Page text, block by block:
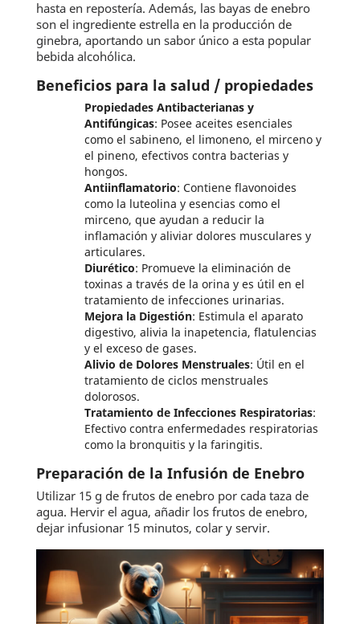
hasta en repostería. Además, las bayas de enebro
son el ingrediente estrella en la producción de
ginebra, aportando un sabor único a esta popular
bebida alcohólica.
Beneficios para la salud / propiedades
Propiedades Antibacterianas y
Antifúngicas: Posee aceites esenciales
como el sabineno, el limoneno, el mirceno y
el pineno, efectivos contra bacterias y
hongos.
Antiinflamatorio: Contiene flavonoides
como la luteolina y esencias como el
mirceno, que ayudan a reducir la
inflamación y aliviar dolores musculares y
articulares.
Diurético: Promueve la eliminación de
toxinas a través de la orina y es útil en el
tratamiento de infecciones urinarias.
Mejora la Digestión: Estimula el aparato
digestivo, alivia la inapetencia, flatulencias
y el exceso de gases.
Alivio de Dolores Menstruales: Útil en el
tratamiento de ciclos menstruales
dolorosos.
Tratamiento de Infecciones Respiratorias:
Efectivo contra enfermedades respiratorias
como la bronquitis y la faringitis.
Preparación de la Infusión de Enebro
Utilizar 15 g de frutos de enebro por cada taza de
agua. Hervir el agua, añadir los frutos de enebro,
dejar infusionar 15 minutos, colar y servir.